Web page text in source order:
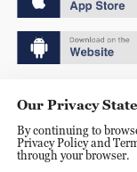
京ICP备20000184号
京公网安备
Our Privacy
By continuing to
Privacy Policy and
through your browser.